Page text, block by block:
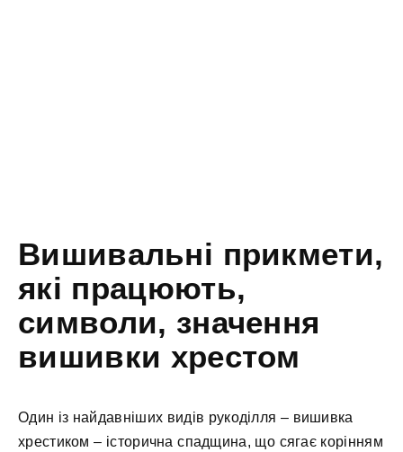
Вишивальні прикмети,
які працюють,
символи, значення
вишивки хрестом
Один із найдавніших видів рукоділля – вишивка
хрестиком – історична спадщина, що сягає корінням